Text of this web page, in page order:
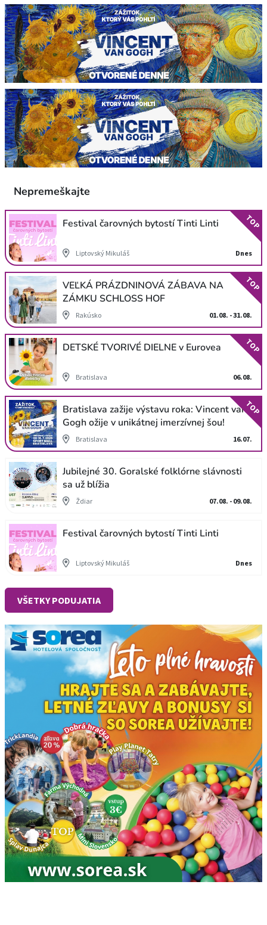
Nepremeškajte
Festival čarovných bytostí Tinti Linti
Liptovský Mikuláš Dnes
TOP
VEĽKÁ PRÁZDNINOVÁ ZÁBAVA NA
ZÁMKU SCHLOSS HOF
Rakúsko 01.08. - 31.08.
TOP
DETSKÉ TVORIVÉ DIELNE v Eurovea
Bratislava 06.08.
TOP
Bratislava zažije výstavu roka: Vincent van
Gogh ožije v unikátnej imerzívnej šou!
Bratislava 16.07.
TOP
Jubilejné 30. Goralské folklórne slávnosti
sa už blížia
Ždiar 07.08. - 09.08.
Festival čarovných bytostí Tinti Linti
Liptovský Mikuláš Dnes
VŠETKY PODUJATIA